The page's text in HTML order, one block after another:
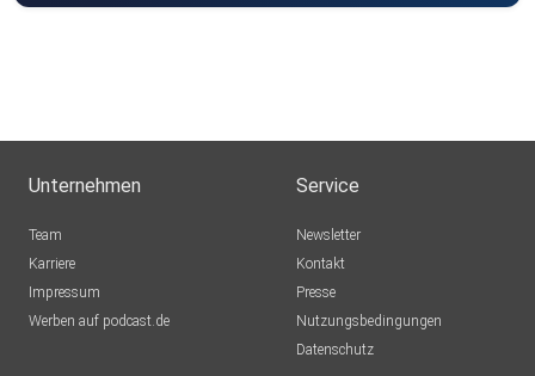
Unternehmen
Team
Karriere
Impressum
Werben auf podcast.de
Service
Newsletter
Kontakt
Presse
Nutzungsbedingungen
Datenschutz